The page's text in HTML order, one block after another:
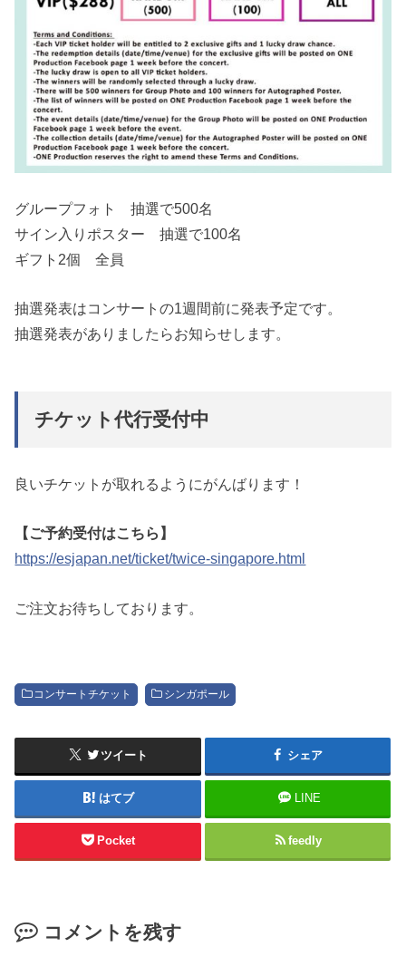
グループフォト 抽選で500名
サイン入りポスター 抽選で100名
ギフト2個 全員
抽選発表はコンサートの1週間前に発表予定です。
抽選発表がありましたらお知らせします。
チケット代行受付中
良いチケットが取れるようにがんばります！
【ご予約受付はこちら】
https://esjapan.net/ticket/twice-singapore.html
ご注文お待ちしております。
コンサートチケット シンガポール
ツイート シェア
はてブ LINE
Pocket feedly
コメントを残す